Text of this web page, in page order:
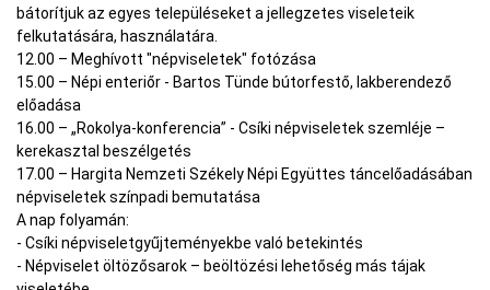
bátorítjuk az egyes településeket a jellegzetes viseleteik
felkutatására, használatára.
12.00 – Meghívott "népviseletek" fotózása
15.00 – Népi enteriőr - Bartos Tünde bútorfestő, lakberendező
előadása
16.00 – „Rokolya-konferencia” - Csíki népviseletek szemléje –
kerekasztal beszélgetés
17.00 – Hargita Nemzeti Székely Népi Együttes táncelőadásában
népviseletek színpadi bemutatása
A nap folyamán:
- Csíki népviseletgyűjteményekbe való betekintés
- Népviselet öltözősarok – beöltözési lehetőség más tájak